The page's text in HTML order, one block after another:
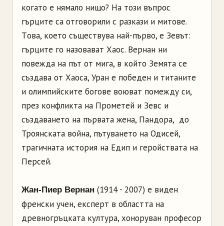
когато е нямало нищо? На този въпрос
гърците са отговорили с разкази и митове.
Tова, което съществува най-първо, е Зевът:
гърците го назовават Хаос. Вернан ни
повежда на път от мига, в който Земята се
създава от Хаоса, Уран е победен и титаните
и олимпийските богове воюват помежду си,
през конфликта на Прометей и Зевс и
създаването на първата жена, Пандора, до
Троянската война, пътуването на Одисей,
трагичната история на Едип и геройствата на
Персей.
Жан-Пиер Вернан (1914 - 2007) е виден
френски учен, експерт в областта на
древногръцката култура, хоноруван професор